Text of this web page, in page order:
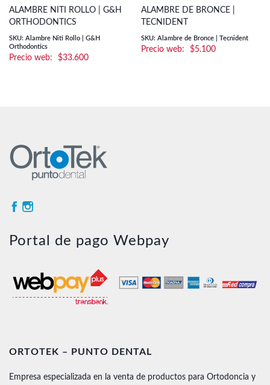
ALAMBRE NITI ROLLO | G&H
ORTHODONTICS
SKU: Alambre Niti Rollo | G&H
Orthodontics
$33.600
ALAMBRE DE BRONCE |
TECNIDENT
SKU: Alambre de Bronce | Tecnident
$5.100
Portal de pago Webpay
ORTOTEK – PUNTO DENTAL
Empresa especializada en la venta de productos para Ortodoncia y